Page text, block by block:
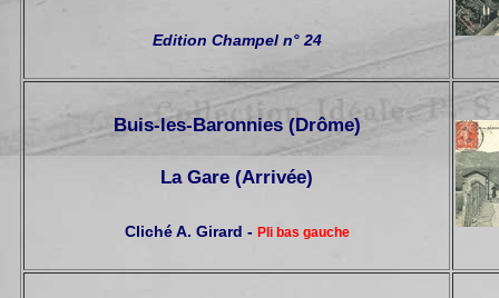
Edition Champel n° 24
Buis-les-Baronnies (Drôme)
La Gare (Arrivée)
Cliché A. Girard - Pli bas gauche